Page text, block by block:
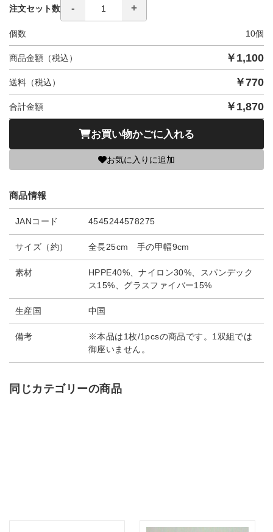
注文セット数
個数 10個
商品金額（税込） ￥ 1,100
送料（税込） ￥770
合計金額 ￥ 1,870
お買い物かごに入れる
お気に入りに追加
商品情報
JANコード 4545244578275
サイズ（約） 全長25cm 手の甲幅9cm
素材
HPPE40%、ナイロン30%、スパンデック
ス15%、グラスファイバー15%
生産国 中国
備考
※本品は1枚/1pcsの商品です。1双組では
御座いません。
同じカテゴリーの商品